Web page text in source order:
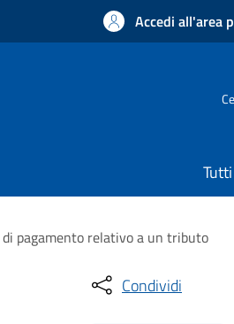
Accedi all'area
pagamento relativo a un tributo
Condividi